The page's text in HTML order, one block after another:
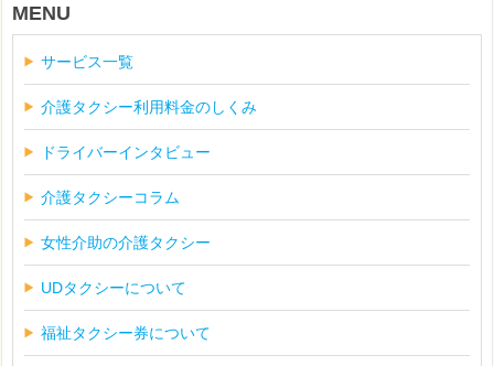
MENU
サービス一覧
介護タクシー利用料金のしくみ
ドライバーインタビュー
介護タクシーコラム
女性介助の介護タクシー
UDタクシーについて
福祉タクシー券について